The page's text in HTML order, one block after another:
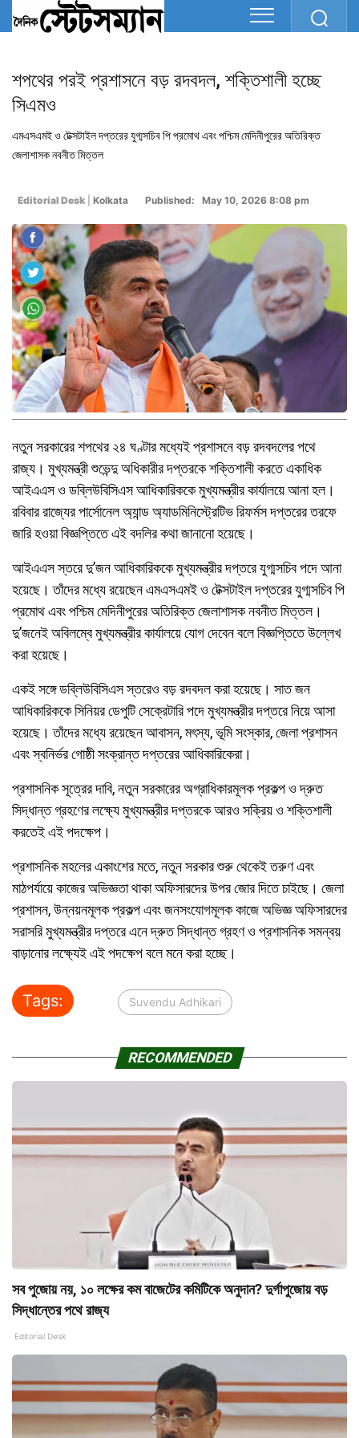
শপথের পরই প্রশাসনে বড় রদবদল, শক্তিশালী হচ্ছে
সিএমও
এমএসএমই ও টেক্সটাইল দপ্তরের যুগ্মসচিব পি প্রমোথ এবং পশ্চিম মেদিনীপুরের অতিরিক্ত
জেলাশাসক নবনীত মিত্তল
Editorial Desk Kolkata Published: May 10, 2026 8:08 pm
নতুন সরকারের শপথের ২৪ ঘণ্টার মধ্যেই প্রশাসনে বড় রদবদলের পথে
রাজ্য। মুখ্যমন্ত্রী শুভেন্দু অধিকারীর দপ্তরকে শক্তিশালী করতে একাধিক
আইএএস ও ডব্লিউবিসিএস আধিকারিককে মুখ্যমন্ত্রীর কার্যালয়ে আনা হল।
রবিবার রাজ্যের পার্সোনেল অ্যান্ড অ্যাডমিনিস্ট্রেটিভ রিফর্মস দপ্তরের তরফে
জারি হওয়া বিজ্ঞপ্তিতে এই বদলির কথা জানানো হয়েছে।
আইএএস স্তরে দু’জন আধিকারিককে মুখ্যমন্ত্রীর দপ্তরে যুগ্মসচিব পদে আনা
হয়েছে। তাঁদের মধ্যে রয়েছেন এমএসএমই ও টেক্সটাইল দপ্তরের যুগ্মসচিব পি
প্রমোথ এবং পশ্চিম মেদিনীপুরের অতিরিক্ত জেলাশাসক নবনীত মিত্তল।
দু’জনেই অবিলম্বে মুখ্যমন্ত্রীর কার্যালয়ে যোগ দেবেন বলে বিজ্ঞপ্তিতে উল্লেখ
করা হয়েছে।
একই সঙ্গে ডব্লিউবিসিএস স্তরেও বড় রদবদল করা হয়েছে। সাত জন
আধিকারিককে সিনিয়র ডেপুটি সেক্রেটারি পদে মুখ্যমন্ত্রীর দপ্তরে নিয়ে আসা
হয়েছে। তাঁদের মধ্যে রয়েছেন আবাসন, মৎস্য, ভূমি সংস্কার, জেলা প্রশাসন
এবং স্বনির্ভর গোষ্ঠী সংক্রান্ত দপ্তরের আধিকারিকেরা।
প্রশাসনিক সূত্রের দাবি, নতুন সরকারের অগ্রাধিকারমূলক প্রকল্প ও দ্রুত
সিদ্ধান্ত গ্রহণের লক্ষ্যে মুখ্যমন্ত্রীর দপ্তরকে আরও সক্রিয় ও শক্তিশালী
করতেই এই পদক্ষেপ।
প্রশাসনিক মহলের একাংশের মতে, নতুন সরকার শুরু থেকেই তরুণ এবং
মাঠপর্যায়ে কাজের অভিজ্ঞতা থাকা অফিসারদের উপর জোর দিতে চাইছে। জেলা
প্রশাসন, উন্নয়নমূলক প্রকল্প এবং জনসংযোগমূলক কাজে অভিজ্ঞ অফিসারদের
সরাসরি মুখ্যমন্ত্রীর দপ্তরে এনে দ্রুত সিদ্ধান্ত গ্রহণ ও প্রশাসনিক সমন্বয়
বাড়ানোর লক্ষ্যেই এই পদক্ষেপ বলে মনে করা হচ্ছে।
Tags: Suvendu Adhikari
RECOMMENDED
সব পুজোয় নয়, ১০ লক্ষের কম বাজেটের কমিটিকে অনুদান? দুর্গাপুজোয় বড়
সিদ্ধান্তের পথে রাজ্য
Editorial Desk